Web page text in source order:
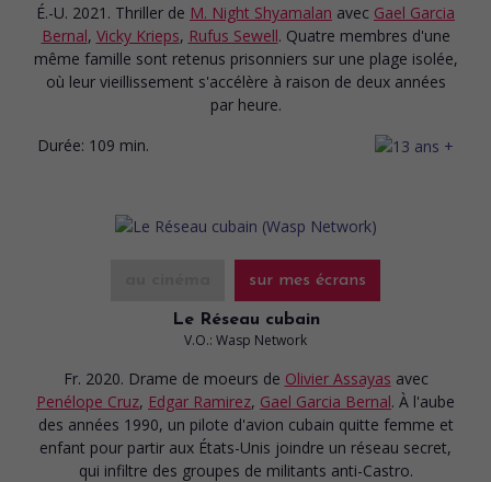
É.-U. 2021. Thriller de M. Night Shyamalan avec Gael Garcia
Bernal, Vicky Krieps, Rufus Sewell. Quatre membres d'une
même famille sont retenus prisonniers sur une plage isolée,
où leur vieillissement s'accélère à raison de deux années
par heure.
Durée: 109 min.
sur mes écrans
Le Réseau cubain
V.O.: Wasp Network
Fr. 2020. Drame de moeurs de Olivier Assayas avec
Penélope Cruz, Edgar Ramirez, Gael Garcia Bernal. À l'aube
des années 1990, un pilote d'avion cubain quitte femme et
enfant pour partir aux États-Unis joindre un réseau secret,
qui infiltre des groupes de militants anti-Castro.